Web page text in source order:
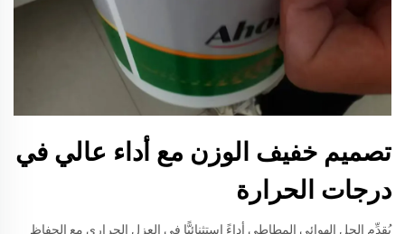
تصميم خفيف الوزن مع أداء عالي في
درجات الحرارة
يُقدِّم الجل الهوائي المطاطي أداءً استثنائيًّا في العزل الحراري مع الحفاظ